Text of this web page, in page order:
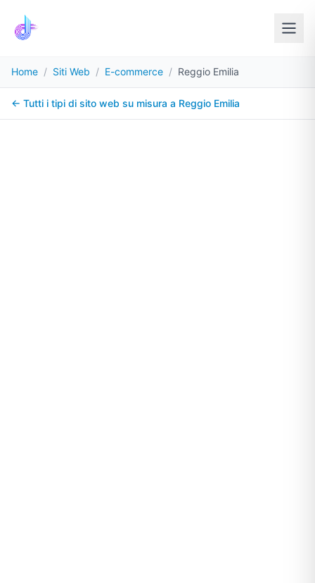
Home / Siti Web / E-commerce / Reggio Emilia
← Tutti i tipi di sito web su misura a Reggio Emilia